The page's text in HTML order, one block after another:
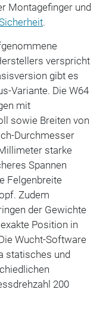
Montagefinger und
.
verspricht
gibt es
Variante. Die W64
mit
sowie Breiten von
Durchmesser
starke
Spannen
Felgenbreite
Zudem
der Gewichte
Position in
Wucht-Software
statisches und
200